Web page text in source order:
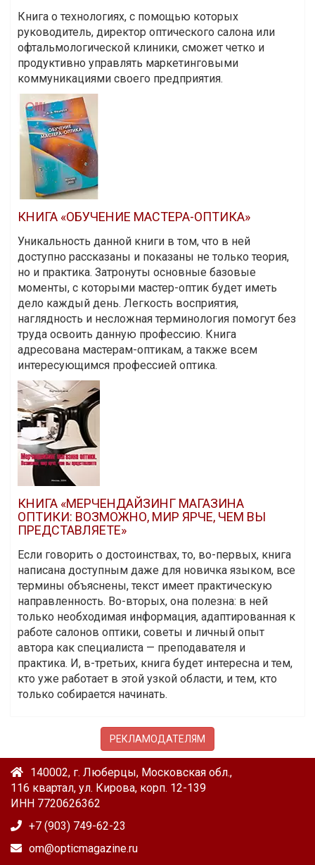
Книга о технологиях, с помощью которых
руководитель, директор оптического салона или
офтальмологической клиники, сможет четко и
продуктивно управлять маркетинговыми
коммуникациями своего предприятия.
КНИГА «ОБУЧЕНИЕ МАСТЕРА-ОПТИКА»
Уникальность данной книги в том, что в ней
доступно рассказаны и показаны не только теория,
но и практика. Затронуты основные базовые
моменты, с которыми мастер-оптик будет иметь
дело каждый день. Легкость восприятия,
наглядность и несложная терминология помогут без
труда освоить данную профессию. Книга
адресована мастерам-оптикам, а также всем
интересующимся профессией оптика.
КНИГА «МЕРЧЕНДАЙЗИНГ МАГАЗИНА
ОПТИКИ: ВОЗМОЖНО, МИР ЯРЧЕ, ЧЕМ ВЫ
ПРЕДСТАВЛЯЕТЕ»
Если говорить о достоинствах, то, во-первых, книга
написана доступным даже для новичка языком, все
термины объяснены, текст имеет практическую
направленность. Во-вторых, она полезна: в ней
только необходимая информация, адаптированная к
работе салонов оптики, советы и личный опыт
автора как специалиста — преподавателя и
практика. И, в-третьих, книга будет интересна и тем,
кто уже работает в этой узкой области, и тем, кто
только собирается начинать.
РЕКЛАМОДАТЕЛЯМ
140002, г. Люберцы, Московская обл.,
116 квартал, ул. Кирова, корп. 12-139
ИНН 7720626362
+7 (903) 749-62-23
om@opticmagazine.ru